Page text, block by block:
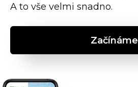
A to vše velmi snadno.
Začínáme